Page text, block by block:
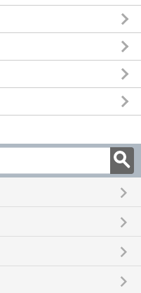
keyboard_arrow_right
keyboard_arrow_right
keyboard_arrow_right
keyboard_arrow_right